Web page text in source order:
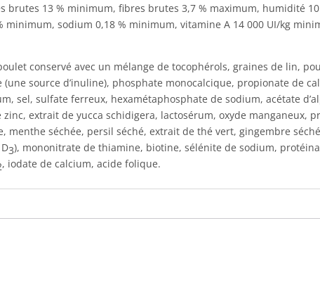
brutes 13 % minimum, fibres brutes 3,7 % maximum, humidité
sodium 0,18 % minimum, vitamine A 14 000 UI/kg
conservé avec un mélange de tocophérols, graines de lin,
source d’inuline), phosphate monocalcique, propionate de
sel, sulfate ferreux, hexamétaphosphate de sodium, acétate
extrait de yucca schidigera, lactosérum, oxyde manganeux,
séchée, persil séché, extrait de thé vert, gingembre
3), mononitrate de thiamine, biotine, sélénite de sodium,
, iodate de calcium, acide folique.